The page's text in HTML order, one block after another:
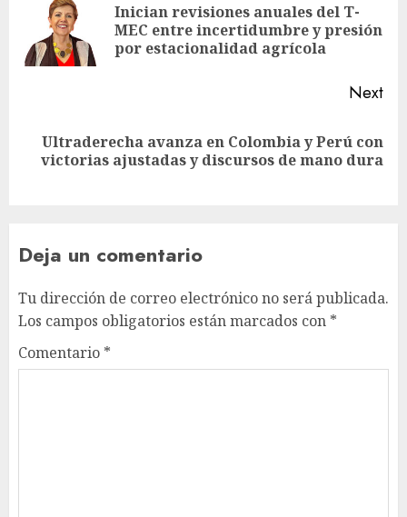
Inician revisiones anuales del T-
MEC entre incertidumbre y presión
por estacionalidad agrícola
Next
Ultraderecha avanza en Colombia y Perú con
victorias ajustadas y discursos de mano dura
Deja un comentario
Tu dirección de correo electrónico no será publicada.
Los campos obligatorios están marcados con *
Comentario *